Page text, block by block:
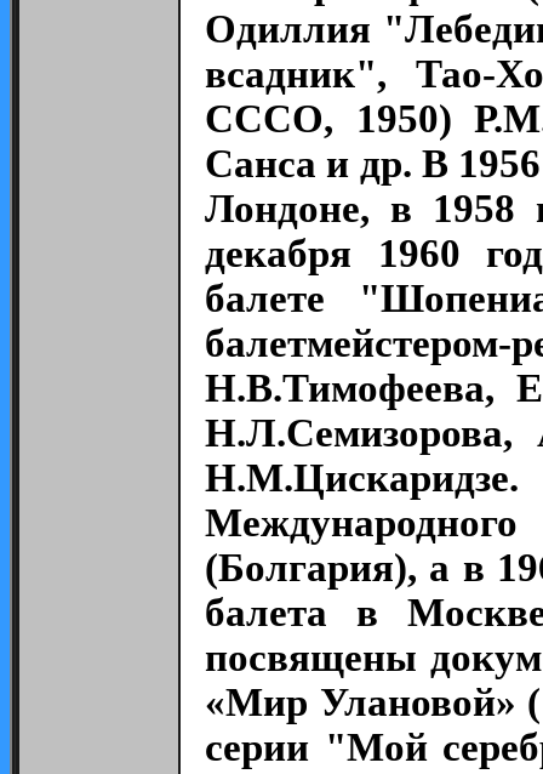
Одиллия
всадник", Тао-
СССО, 1950)
Санса и др. В
Лондоне, в
декабря 1960
балете
балетмейстером-
Н.В.Тимофеева,
Н.Л.Семизорова,
(Болгария), а в
балета в
посвящены
«Мир Улановой»
серии "Мой